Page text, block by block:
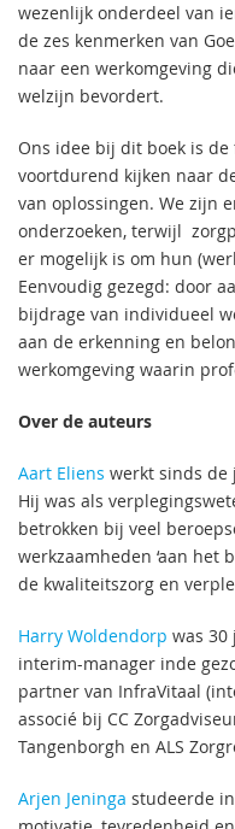
wezenlijk onderdeel van
de zes kenmerken van
naar een werkomgeving
welzijn bevordert.
Ons idee bij dit boek is
voortdurend kijken naar
van oplossingen. We zijn
onderzoeken, terwijl
er mogelijk is om hun
Eenvoudig gezegd: door
bijdrage van individueel
aan de erkenning en
werkomgeving waarin
Over de auteurs
Aart Eliens werkt sinds de
Hij was als
betrokken bij veel
werkzaamheden ‘aan het
de kwaliteitszorg en
Harry Woldendorp was 30
interim-manager inde
partner van InfraVitaal
associé bij CC
Tangenborgh en ALS
Arjen Jeninga studeerde